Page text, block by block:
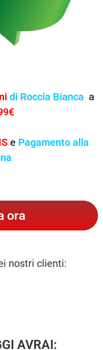
di Roccia Bianca a
e Pagamento alla
ora
nostri clienti:
AVRAI: